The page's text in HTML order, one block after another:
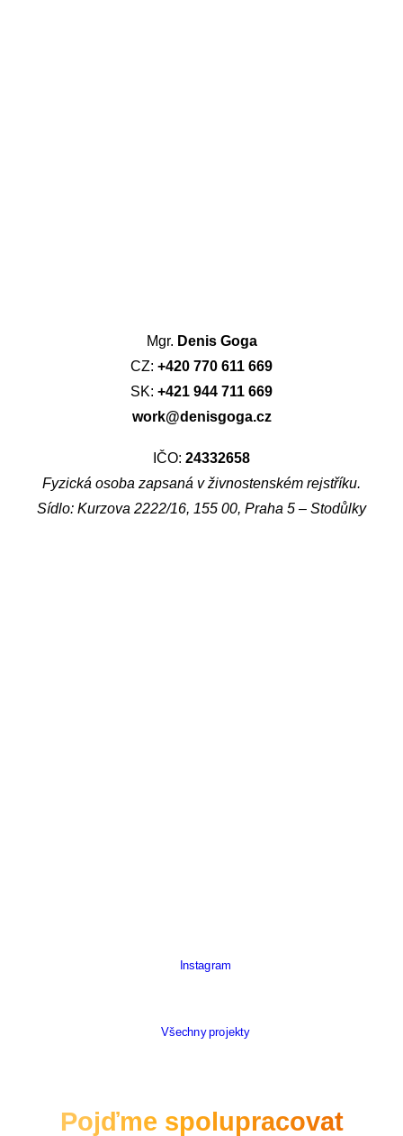
Mgr. Denis Goga
CZ: +420 770 611 669
SK: +421 944 711 669
work@denisgoga.cz
IČO: 24332658
Fyzická osoba zapsaná v živnostenském rejstříku.
Sídlo: Kurzova 2222/16, 155 00, Praha 5 – Stodůlky
Instagram
Všechny projekty
Pojďme spolupracovat